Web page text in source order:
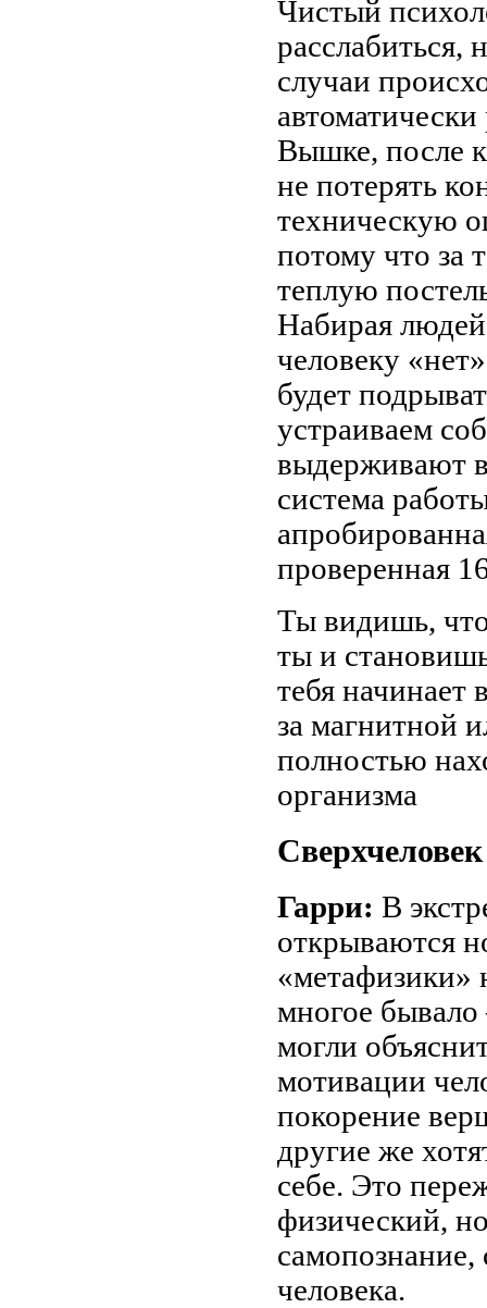
Чистый
расслабиться,
случаи
автоматически
Вышке, после
не потерять
техническую
потому что за
теплую
Набирая
человеку
будет
устраиваем
выдерживают
система
проверенная
Ты видишь, что
ты и
тебя начинает
за магнитной
полностью
организма
Сверхчеловек
Гарри: В
открываются
«метафизики»
многое
могли
мотивации
покорение
другие же
себе. Это
физический,
самопознание,
человека.